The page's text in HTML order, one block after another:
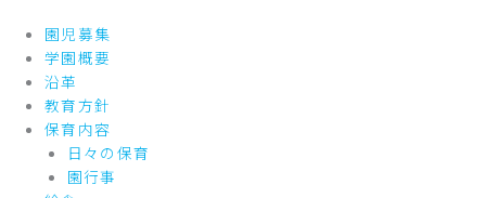
園児募集
学園概要
沿革
教育方針
保育内容
日々の保育
園行事